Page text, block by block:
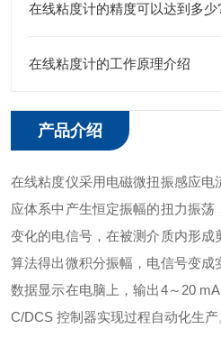
在线粘度计的精度可以达到多少
在线粘度计的工作原理介绍
产品介绍
在线粘度仪采用电磁微扭振感应电
应体系中产生恒定振幅的扭力振
变化的电信号，在被测介质内形
算法得出微积分振幅，电信号变
数据显示在电脑上，输出4～20
C/DCS 控制器实现过程自动化生产